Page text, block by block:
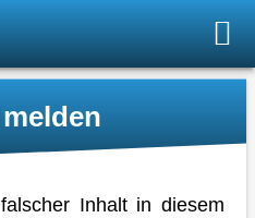
Inhalt in diesem